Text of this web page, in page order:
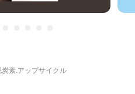
素.アップサイクル